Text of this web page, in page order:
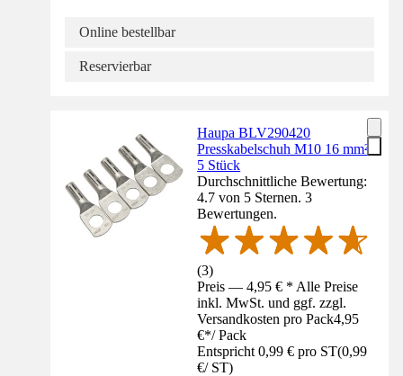
Online bestellbar
Reservierbar
Haupa BLV290420
Presskabelschuh M10 16 mm²
5 Stück
Durchschnittliche Bewertung:
4.7 von 5 Sternen. 3
Bewertungen.
(3)
Preis — 4,95 € * Alle Preise
inkl. MwSt. und ggf. zzgl.
Versandkosten pro Pack4,95
€*/ Pack
Entspricht 0,99 € pro ST(0,99
€/ ST)